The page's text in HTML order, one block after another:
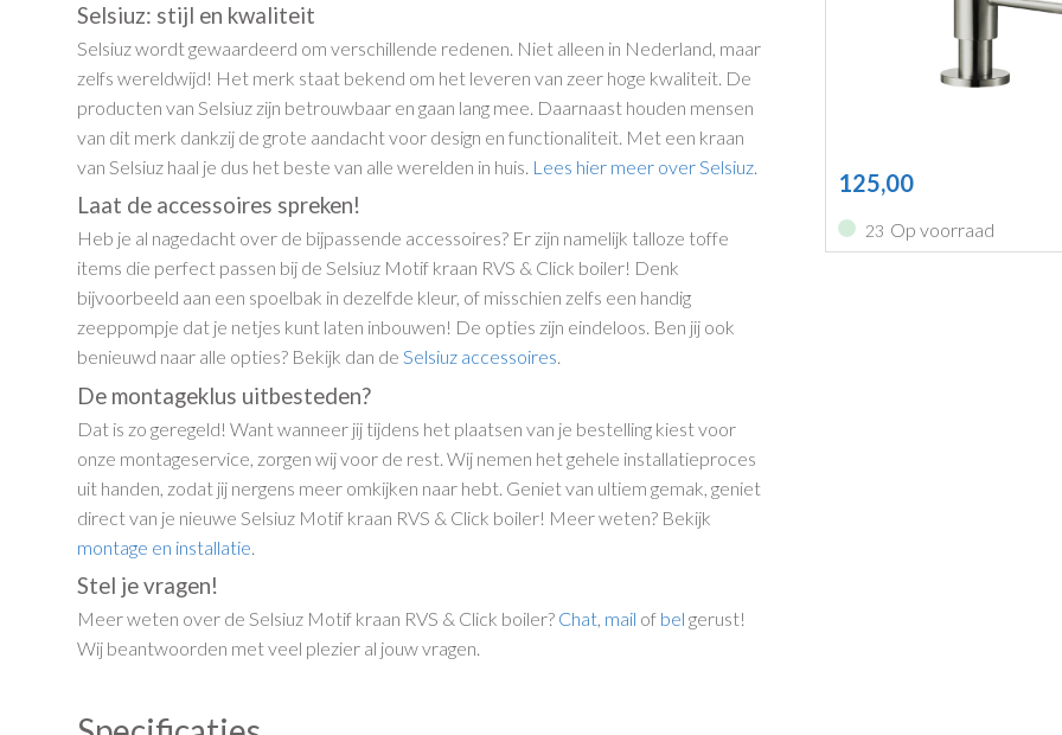
Selsiuz: stijl en kwaliteit
Selsiuz wordt gewaardeerd om verschillende redenen. Niet alleen in Nederland, maar
zelfs wereldwijd! Het merk staat bekend om het leveren van zeer hoge kwaliteit. De
producten van Selsiuz zijn betrouwbaar en gaan lang mee. Daarnaast houden mensen
van dit merk dankzij de grote aandacht voor design en functionaliteit. Met een kraan
van Selsiuz haal je dus het beste van alle werelden in huis. Lees hier meer over Selsiuz
Laat de accessoires spreken!
Heb je al nagedacht over de bijpassende accessoires? Er zijn namelijk talloze toffe
items die perfect passen bij de Selsiuz Motif kraan RVS & Click boiler! Denk
bijvoorbeeld aan een spoelbak in dezelfde kleur, of misschien zelfs een handig
zeeppompje dat je netjes kunt laten inbouwen! De opties zijn eindeloos. Ben jij ook
benieuwd naar alle opties? Bekijk dan deSelsiuz accessoires.
De montageklus uitbesteden?
Dat is zo geregeld! Want wanneer jij tijdens het plaatsen van je bestelling kiest voor
onze montageservice, zorgen wij voor de rest. Wij nemen het gehele installatieproces
uit handen, zodat jij nergens meer omkijken naar hebt. Geniet van ultiem gemak, geniet
direct van je nieuwe Selsiuz Motif kraan RVS & Click boiler! Meer weten? Bekijk
montage en installatie
Stel je vragen!
Meer weten over de Selsiuz Motif kraan RVS & Click boiler? Chat, mail of bel gerust!
Wij beantwoorden met veel plezier al jouw vragen.
125,00
23 Op voorraad